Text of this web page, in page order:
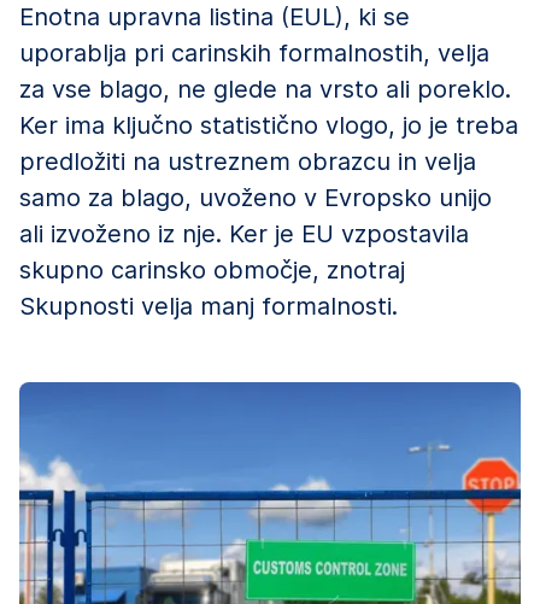
Enotna upravna listina (EUL), ki se
uporablja pri carinskih formalnostih, velja
za vse blago, ne glede na vrsto ali poreklo.
Ker ima ključno statistično vlogo, jo je treba
predložiti na ustreznem obrazcu in velja
samo za blago, uvoženo v Evropsko unijo
ali izvoženo iz nje. Ker je EU vzpostavila
skupno carinsko območje, znotraj
Skupnosti velja manj formalnosti.